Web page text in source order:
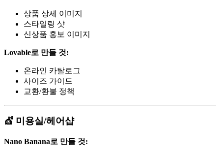
상품 상세 이미지
스타일링 샷
신상품 홍보 이미지
Lovable로 만들 것:
온라인 카탈로그
사이즈 가이드
교환/환불 정책
💇 미용실/헤어샵
Nano Banana로 만들 것: